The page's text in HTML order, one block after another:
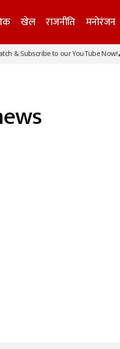
खेल राजनीति मनोरंजन
& Subscribe to our YouTube Now!